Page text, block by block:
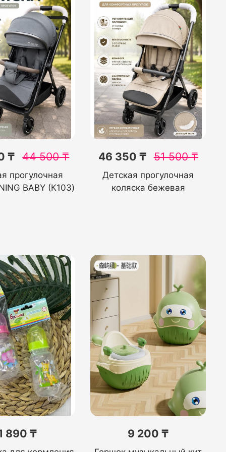
₸ 44 500₸
прогулочная
BABY (К103)
46 350 ₸ 51 500₸
Детская прогулочная
коляска бежевая
890 ₸ 9 200 ₸